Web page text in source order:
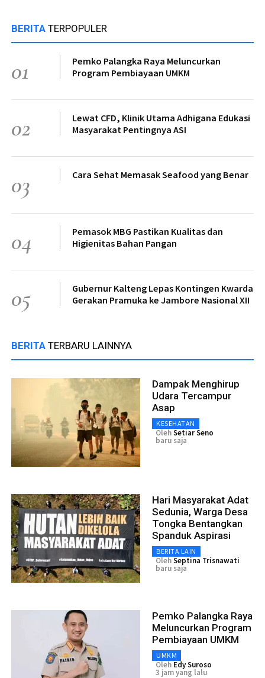
BERITA TERPOPULER
01
Pemko Palangka Raya Meluncurkan
Program Pembiayaan UMKM
02
Lewat CFD, Klinik Utama Adhigana Edukasi
Masyarakat Pentingnya ASI
03 Cara Sehat Memasak Seafood yang Benar
04
Pemasok MBG Pastikan Kualitas dan
Higienitas Bahan Pangan
05
Gubernur Kalteng Lepas Kontingen Kwarda
Gerakan Pramuka ke Jambore Nasional XII
BERITA TERBARU LAINNYA
Dampak Menghirup
Udara Tercampur
Asap
KESEHATAN
OlehSetiar Seno
baru saja
Hari Masyarakat Adat
Sedunia, Warga Desa
Tongka Bentangkan
Spanduk Aspirasi
BERITA LAIN
OlehSeptina Trisnawati
baru saja
Pemko Palangka Raya
Meluncurkan Program
Pembiayaan UMKM
UMKM
Oleh Edy Suroso
3 jam yang lalu